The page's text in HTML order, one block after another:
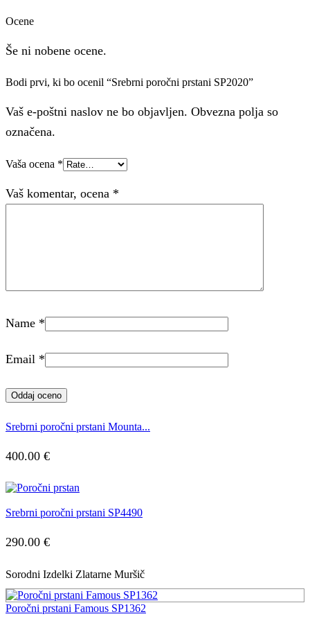
Ocene
Še ni nobene ocene.
Bodi prvi, ki bo ocenil “Srebrni poročni prstani SP2020”
Vaš e-poštni naslov ne bo objavljen. Obvezna polja so
označena.
Vaša ocena *
Vaš komentar, ocena *
Name *
Email *
Srebrni poročni prstani Mounta...
400.00 €
Srebrni poročni prstani SP4490
290.00 €
Sorodni Izdelki Zlatarne Muršič
Poročni prstani Famous SP1362